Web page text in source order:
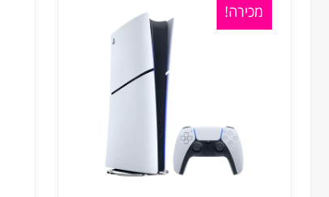
מכירה!